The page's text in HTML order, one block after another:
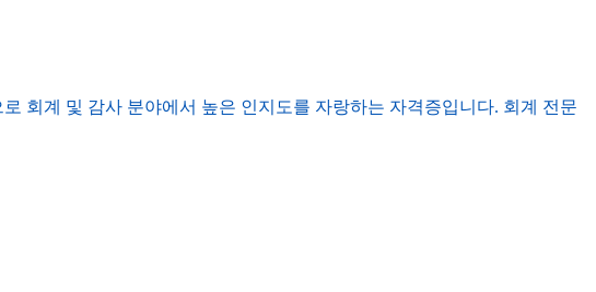
로 회계 및 감사 분야에서 높은 인지도를 자랑하는 자격증입니다. 회계 전문